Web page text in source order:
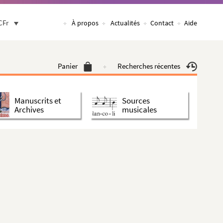
À propos Actualités Contact Aide
Panier Recherches récentes
Manuscrits et
Archives
Sources
musicales